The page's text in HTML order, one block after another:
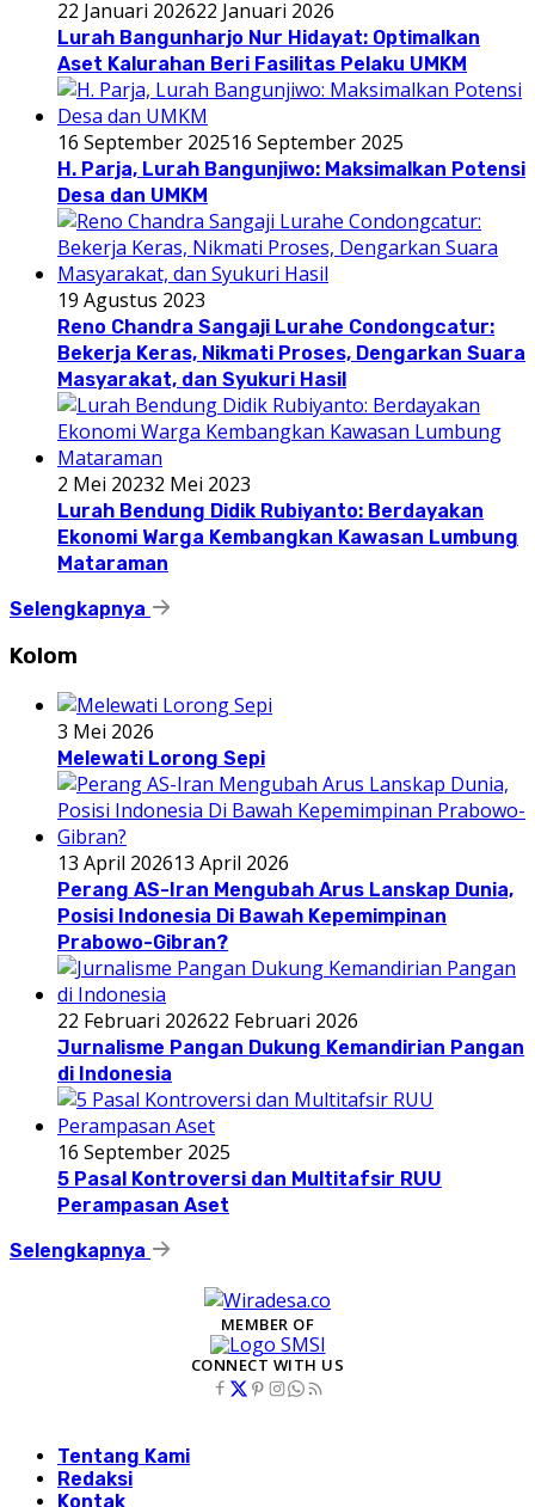
22 Januari 202622 Januari 2026
Lurah Bangunharjo Nur Hidayat: Optimalkan
Aset Kalurahan Beri Fasilitas Pelaku UMKM
16 September 202516 September 2025
H. Parja, Lurah Bangunjiwo: Maksimalkan Potensi
Desa dan UMKM
19 Agustus 2023
Reno Chandra Sangaji Lurahe Condongcatur:
Bekerja Keras, Nikmati Proses, Dengarkan Suara
Masyarakat, dan Syukuri Hasil
2 Mei 20232 Mei 2023
Lurah Bendung Didik Rubiyanto: Berdayakan
Ekonomi Warga Kembangkan Kawasan Lumbung
Mataraman
Selengkapnya
Kolom
3 Mei 2026
Melewati Lorong Sepi
13 April 202613 April 2026
Perang AS-Iran Mengubah Arus Lanskap Dunia,
Posisi Indonesia Di Bawah Kepemimpinan
Prabowo-Gibran?
22 Februari 202622 Februari 2026
Jurnalisme Pangan Dukung Kemandirian Pangan
di Indonesia
16 September 2025
5 Pasal Kontroversi dan Multitafsir RUU
Perampasan Aset
Selengkapnya
MEMBER OF
CONNECT WITH US
Tentang Kami
Redaksi
Kontak